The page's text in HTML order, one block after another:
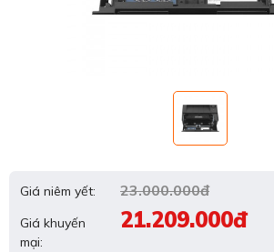
Giá niêm yết: 23.000.000đ
Giá khuyến
mại:
21.209.000đ